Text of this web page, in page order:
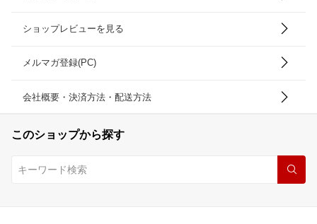
ショップレビューを見る
メルマガ登録(PC)
会社概要・決済方法・配送方法
このショップから探す